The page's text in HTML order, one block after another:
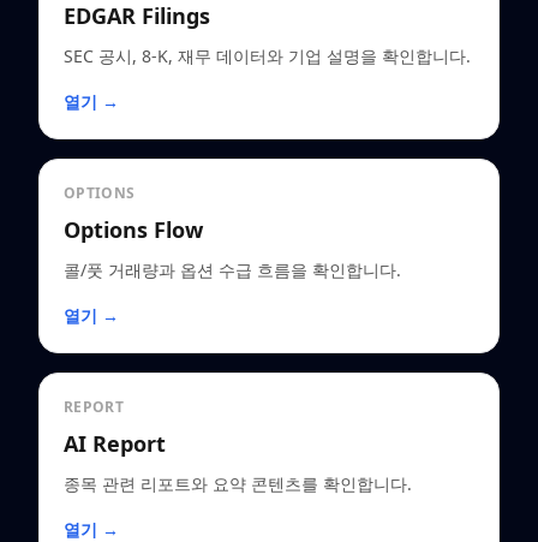
EDGAR Filings
SEC 공시, 8-K, 재무 데이터와 기업 설명을 확인합니다.
열기 →
OPTIONS
Options Flow
콜/풋 거래량과 옵션 수급 흐름을 확인합니다.
열기 →
REPORT
AI Report
종목 관련 리포트와 요약 콘텐츠를 확인합니다.
열기 →